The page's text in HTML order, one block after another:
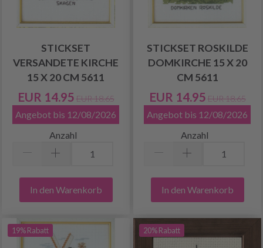
STICKSET
VERSANDETE KIRCHE
15 X 20 CM 5611
EUR 14.95 EUR 18.65
Angebot bis 12/08/2026
Anzahl
In den Warenkorb
STICKSET ROSKILDE
DOMKIRCHE 15 X 20
CM 5611
EUR 14.95 EUR 18.65
Angebot bis 12/08/2026
Anzahl
In den Warenkorb
19% Rabatt 20% Rabatt